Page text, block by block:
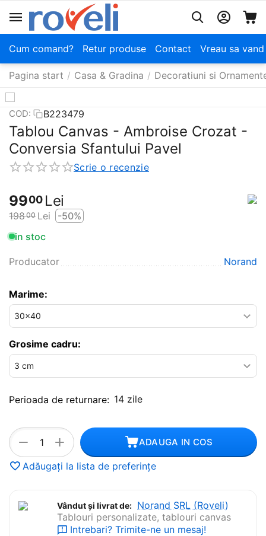
Cum comand? Retur produse Contact Vreau sa
Pagina start / Casa & Gradina / Decoratiuni si
COD: B223479
Tablou Canvas - Ambroise Crozat -
Conversia Sfantului Pavel
Scrie o recenzie
9900 Lei
19800 Lei
-50%
in stoc
Producator Norand
Marime:
Grosime cadru:
Perioada de returnare: 14 zile
+
− ADAUGA IN COS
Adăugați la lista de preferințe
Vândut și livrat de: Norand SRL (Roveli)
Tablouri personalizate, tablouri canvas
Intrebari? Trimite-ne un mesaj!